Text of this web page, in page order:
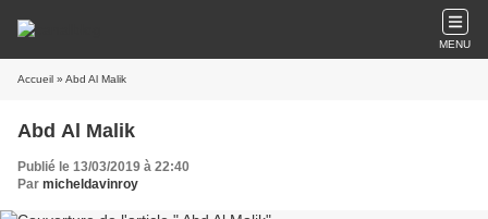
MENU
Accueil » Abd Al Malik
Abd Al Malik
Publié le 13/03/2019 à 22:40
Par micheldavinroy